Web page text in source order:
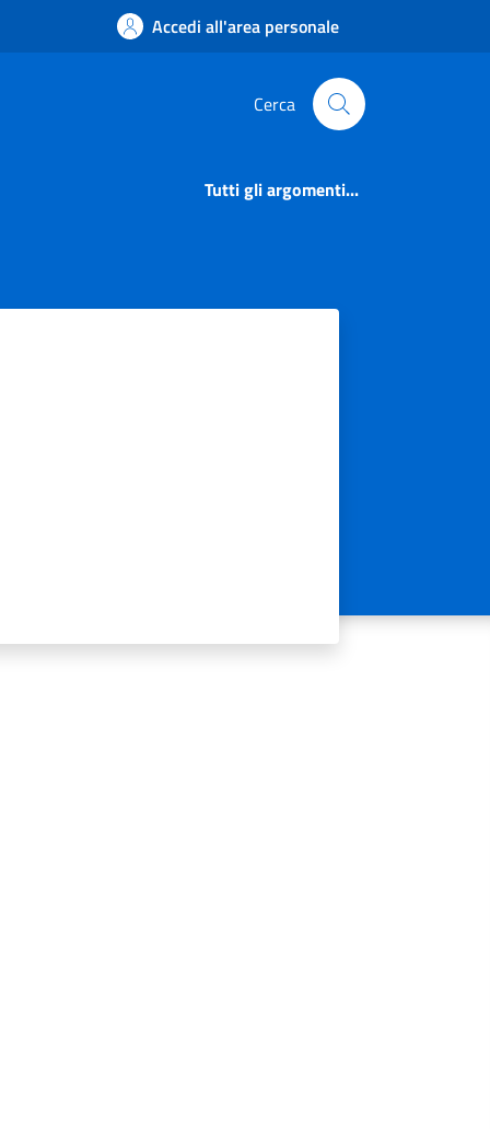
Accedi all'area personale
Cerca
Tutti gli argomenti...